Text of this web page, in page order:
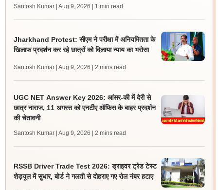
Santosh Kumar | Aug 9, 2026 | 1 min read
Jharkhand Protest: सीएम ने परीक्षा में अनियमितता के
खिलाफ प्रदर्शन कर रहे छात्रों को दिलाया न्याय का भरोसा
Santosh Kumar | Aug 9, 2026 | 2 mins read
UGC NET Answer Key 2026: आंसर-की में देरी से
छात्र नाराज, 11 अगस्त को एनटीए ऑफिस के बाहर प्रदर्शन
की चेतावनी
Santosh Kumar | Aug 9, 2026 | 2 mins read
RSSB Driver Trade Test 2026: ड्राइवर ट्रेड टेस्ट
शेड्यूल में सुधार, बोर्ड ने गलती से दोहराए गए रोल नंबर हटाए